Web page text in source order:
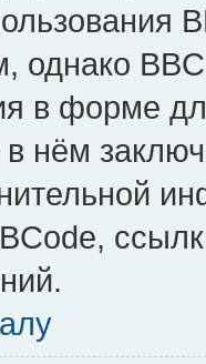
однако
в форме
в нём